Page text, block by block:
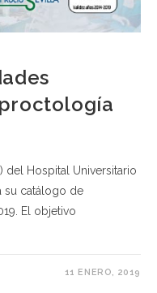
del Hospital Universitario
su catálogo de
El objetivo
11 ENERO, 2019